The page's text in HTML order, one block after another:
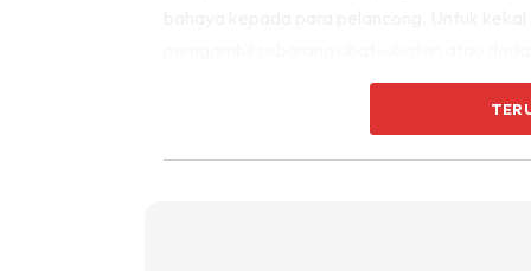
bawah pengaruh dadah. Selain itu, orang
mereka seperti telefon pintar dan tablet.